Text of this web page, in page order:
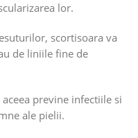
lor.
scortisoara va
de liniile fine de
previne infectiile si
ale pielii.